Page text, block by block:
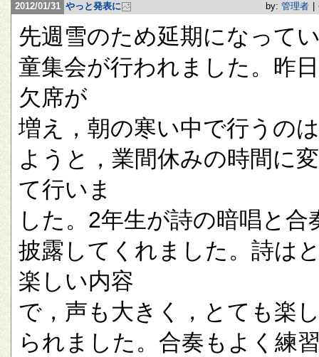
2012/01/31 やっと発表に by: 管理者
先週雪のため延期になって
童集会が行われました。昨
欠席が
増え，朝の寒い中で行うの
ようと，業間休みの時間に
て行いま
した。2年生が詩の暗唱と合
披露してくれました。詩は
楽しい内容
で，声も大きく，とても楽
られました。合奏もよく練